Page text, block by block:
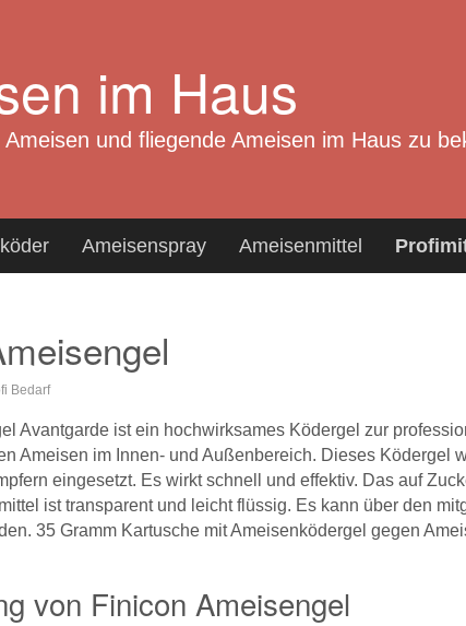
im Haus
und fliegende Ameisen im Haus zu
Ameisenspray Ameisenmittel
Bedarf
Avantgarde ist ein hochwirksames Ködergel zur
Ameisen im Innen- und Außenbereich. Dieses Ködergel
eingesetzt. Es wirkt schnell und effektiv. Das auf
ist transparent und leicht flüssig. Es kann über den
35 Gramm Kartusche mit Ameisenködergel gegen
von Finicon Ameisengel